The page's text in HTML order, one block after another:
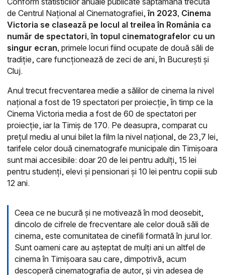
de Centrul Național al Cinematografiei,în 2023, Cinema
Victoria se clasează pe locul al treilea în România ca
număr de spectatori, în topul cinematografelor cu un
singur ecran, primele locuri fiind ocupate de două săli de
tradiție, care funcționează de zeci de ani, în București și
Cluj.
Anul trecut frecventarea medie a sălilor de cinema la nivel
național a fost de 19 spectatori per proiecție, în timp ce la
Cinema Victoria media a fost de 60 de spectatori per
proiecție, iar la Timiș de 170. Pe deasupra, comparat cu
prețul mediu al unui bilet la film la nivel național, de 23,7 lei,
tarifele celor două cinematografe municipale din Timișoara
sunt mai accesibile: doar 20 de lei pentru adulți, 15 lei
pentru studenți, elevi și pensionari și 10 lei pentru copiii sub
12 ani.
Ceea ce ne bucură și ne motivează în mod deosebit,
dincolo de cifrele de frecventare ale celor două săli de
cinema, este comunitatea de cinefili formată în jurul lor.
Sunt oameni care au așteptat de mulți ani un altfel de
cinema în Timișoara sau care, dimpotrivă, acum
descoperă cinematografia de autor, și vin adesea de